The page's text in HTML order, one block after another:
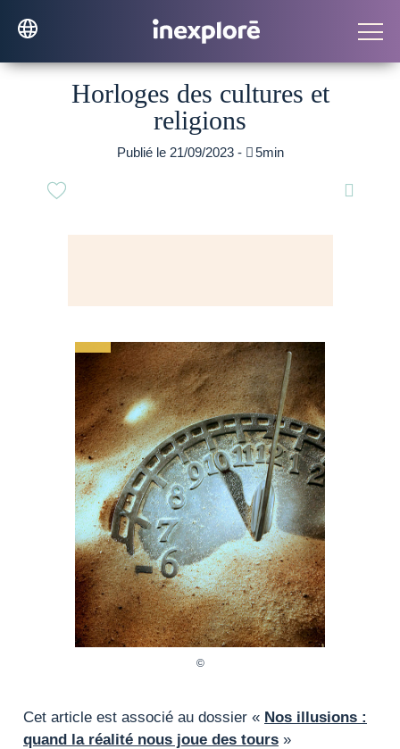
Horloges des cultures et
religions
Publié le 21/09/2023 - 5min

Cet article est associé au dossier « Nos illusions :
quand la réalité nous joue des tours »